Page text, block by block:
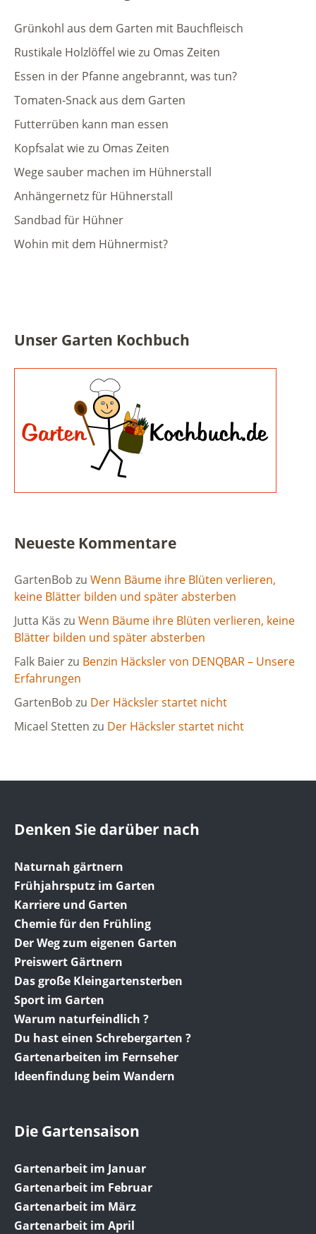
Grünkohl aus dem Garten mit Bauchfleisch
Rustikale Holzlöffel wie zu Omas Zeiten
Essen in der Pfanne angebrannt, was tun?
Tomaten-Snack aus dem Garten
Futterrüben kann man essen
Kopfsalat wie zu Omas Zeiten
Wege sauber machen im Hühnerstall
Anhängernetz für Hühnerstall
Sandbad für Hühner
Wohin mit dem Hühnermist?
Unser Garten Kochbuch
Neueste Kommentare
GartenBob zu Wenn Bäume ihre Blüten verlieren,
keine Blätter bilden und später absterben
Jutta Käs zu Wenn Bäume ihre Blüten verlieren, keine
Blätter bilden und später absterben
Falk Baierzu Benzin Häcksler von DENQBAR – Unsere
Erfahrungen
GartenBob zu Der Häcksler startet nicht
Micael Stetten zu Der Häcksler startet nicht
Denken Sie darüber nach
Naturnah gärtnern
Frühjahrsputz im Garten
Karriere und Garten
Chemie für den Frühling
Der Weg zum eigenen Garten
Preiswert Gärtnern
Das große Kleingartensterben
Sport im Garten
Warum naturfeindlich ?
Du hast einen Schrebergarten ?
Gartenarbeiten im Fernseher
Ideenfindung beim Wandern
Die Gartensaison
Gartenarbeit im Januar
Gartenarbeit im Februar
Gartenarbeit im März
Gartenarbeit im April